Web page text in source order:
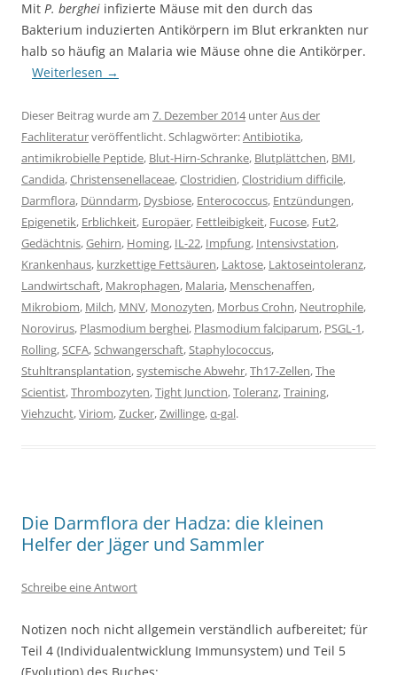
Mit P. berghei infizierte Mäuse mit den durch das
Bakterium induzierten Antikörpern im Blut erkrankten nur
halb so häufig an Malaria wie Mäuse ohne die Antikörper.
Weiterlesen →
Dieser Beitrag wurde am 7. Dezember 2014unterAus der
Fachliteraturveröffentlicht. Schlagwörter:Antibiotika,
antimikrobielle Peptide, Blut-Hirn-Schranke, Blutplättchen, BMI,
Candida,Christensenellaceae,Clostridien,Clostridium difficile,
Darmflora, Dünndarm, Dysbiose, Enterococcus, Entzündungen,
Epigenetik, Erblichkeit, Europäer, Fettleibigkeit, Fucose, Fut2,
Gedächtnis,Gehirn, Homing, IL-22, Impfung, Intensivstation,
Krankenhaus, kurzkettige Fettsäuren, Laktose, Laktoseintoleranz,
Landwirtschaft, Makrophagen, Malaria, Menschenaffen,
Mikrobiom, Milch, MNV, Monozyten, Morbus Crohn, Neutrophile,
Norovirus, Plasmodium berghei, Plasmodium falciparum, PSGL-1,
Rolling,SCFA,Schwangerschaft,Staphylococcus,
Stuhltransplantation,systemische Abwehr,Th17-Zellen,The
Scientist,Thrombozyten,Tight Junction,Toleranz,Training,
Viehzucht,Viriom,Zucker,Zwillinge,α-gal.
Die Darmflora der Hadza: die kleinen
Helfer der Jäger und Sammler
Schreibe eine Antwort
Notizen noch nicht allgemein verständlich aufbereitet; für
Teil 4 (Individualentwicklung Immunsystem) und Teil 5